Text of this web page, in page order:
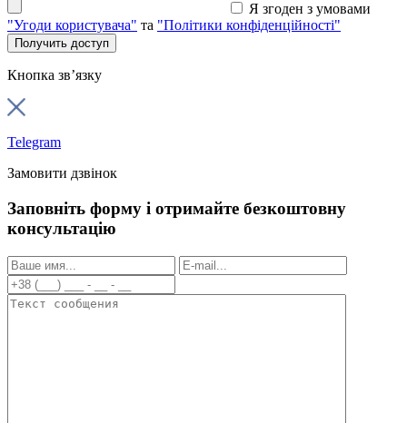
Я згоден з умовами
"Угоди користувача" та "Політики конфіденційності"
Кнопка зв’язку
Telegram
Замовити дзвінок
Заповніть форму і отримайте безкоштовну
консультацію